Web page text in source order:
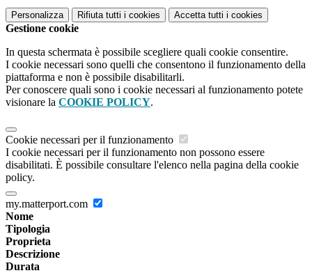
Personalizza Rifiuta tutti i cookies Accetta tutti i cookies
Gestione cookie
In questa schermata è possibile scegliere quali cookie consentire.
I cookie necessari sono quelli che consentono il funzionamento della
piattaforma e non è possibile disabilitarli.
Per conoscere quali sono i cookie necessari al funzionamento potete
visionare la COOKIE POLICY.
Cookie necessari per il funzionamento
I cookie necessari per il funzionamento non possono essere
disabilitati. È possibile consultare l'elenco nella pagina della cookie
policy.
my.matterport.com
Nome
Tipologia
Proprieta
Descrizione
Durata